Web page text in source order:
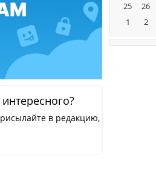
в редакцию,
25
26
1
2